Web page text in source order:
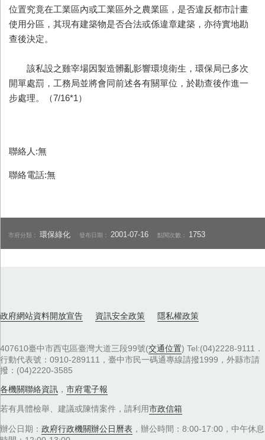
位置究竟在工業區內或工業區外之農業區，是否違反都市計畫
使用分區，其現有建築物是否合法或係違章建築，亦待實地勘
查後決定。
該私設之雞宰場因製造髒亂影響環境衛生，環保局已多次
開單處罰，工務局並將會同前述各有關單位，於勘查後作進一
步處理。（7/16*1）
聯絡人:無
聯絡電話:無
市府分類：環保綠化 發布日期： 2001-07-16 點閱次數： 1753
政府網站資料開放宣告 資訊安全政策 隱私權政策
407610臺中市西屯區臺灣大道三段99號(交通位置) Tel:(04)2228-9111．
行動代表號：0910-289111，臺中市民一碼通專線請撥1999，外縣市請
撥：(04)2220-3585
各機關聯絡資訊 ， 市府電子報
若有具體檢舉、建議或陳情案件，請利用市政信箱
辦公日期： 政府行政機關辦公日曆表 ，辦公時間：8:00-17:00，中午休息